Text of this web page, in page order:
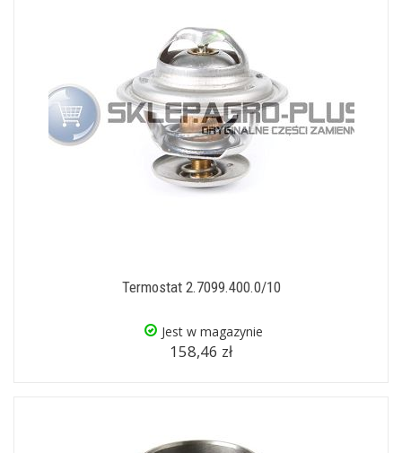
Termostat 2.7099.400.0/10
Jest w magazynie
158,46 zł